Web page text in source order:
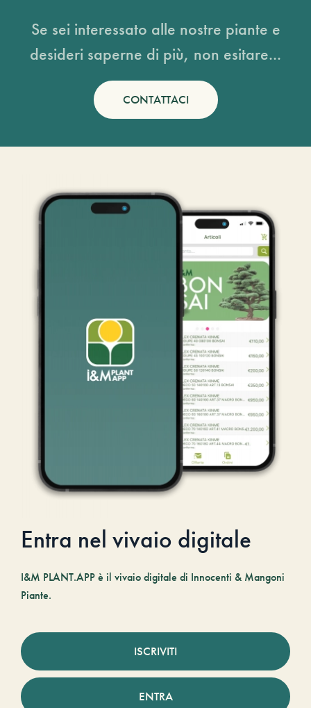
Se sei interessato alle nostre piante e
desideri saperne di più, non esitare...
CONTATTACI
Entra nel vivaio digitale
I&M PLANT.APP è il vivaio digitale di Innocenti & Mangoni
Piante.
ISCRIVITI
ENTRA